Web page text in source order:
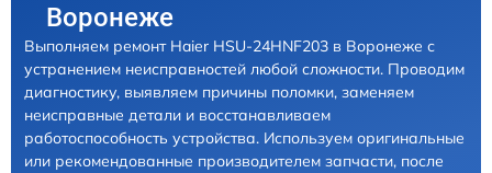
Воронеже
Выполняем ремонт Haier HSU-24HNF203 в Воронеже с
устранением неисправностей любой сложности. Проводим
диагностику, выявляем причины поломки, заменяем
неисправные детали и восстанавливаем
работоспособность устройства. Используем оригинальные
или рекомендованные производителем запчасти, после